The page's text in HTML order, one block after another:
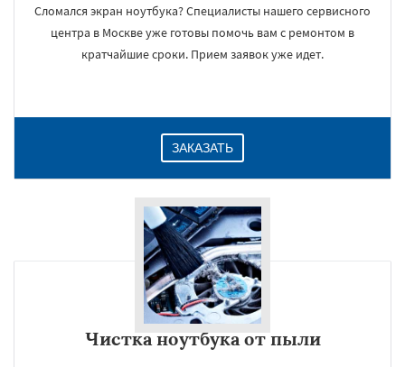
Сломался экран ноутбука? Специалисты нашего сервисного
центра в Москве уже готовы помочь вам с ремонтом в
кратчайшие сроки. Прием заявок уже идет.
ЗАКАЗАТЬ
Чистка ноутбука от пыли